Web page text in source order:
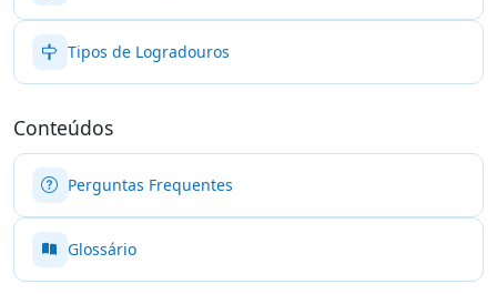
Tipos de Logradouros
Conteúdos
Perguntas Frequentes
Glossário